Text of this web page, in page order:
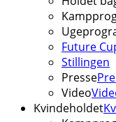
Future
Stillingen
Presse
Video
Kvindeholdet